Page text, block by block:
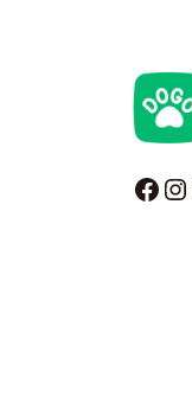
Dogo facebook Instagram